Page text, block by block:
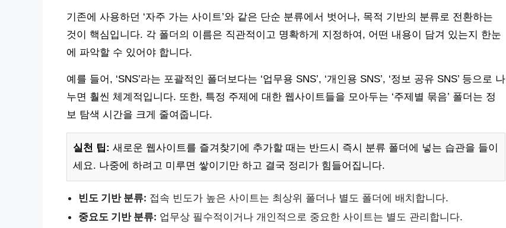
기존에 사용하던 ‘자주 가는 사이트’와 같은 단순 분류에서 벗어나, 목적 기반의 분류로 전환하는
것이 핵심입니다. 각 폴더의 이름은 직관적이고 명확하게 지정하여, 어떤 내용이 담겨 있는지 한눈
에 파악할 수 있어야 합니다.
예를 들어, ‘SNS’라는 포괄적인 폴더보다는 ‘업무용 SNS’, ‘개인용 SNS’, ‘정보 공유 SNS’ 등으로 나
누면 훨씬 체계적입니다. 또한, 특정 주제에 대한 웹사이트들을 모아두는 ‘주제별 묶음’ 폴더는 정
보 탐색 시간을 크게 줄여줍니다.
실천 팁: 새로운 웹사이트를 즐겨찾기에 추가할 때는 반드시 즉시 분류 폴더에 넣는 습관을 들이
세요. 나중에 하려고 미루면 쌓이기만 하고 결국 정리가 힘들어집니다.
빈도 기반 분류: 접속 빈도가 높은 사이트는 최상위 폴더나 별도 폴더에 배치합니다.
중요도 기반 분류: 업무상 필수적이거나 개인적으로 중요한 사이트는 별도 관리합니다.